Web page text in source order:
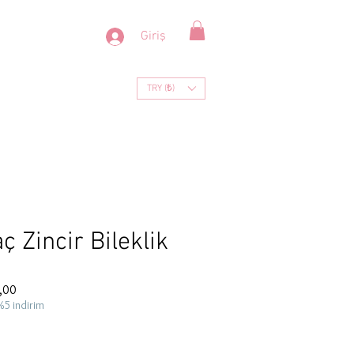
Giriş
TRY (₺)
Zincir Bileklik
Fiyat
indirim